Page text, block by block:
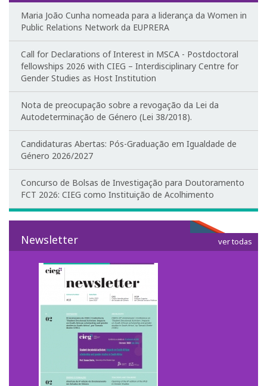
Outras Conferências do CIEG
Género em debate
Workshops
1º Congresso Internacional
Call for papers
Website do Congresso
2º Congresso Internacional
Programa
Website do Congresso
Maria João Cunha nomeada para a liderança da Women in
Public Relations Network da EUPRERA
Call for Declarations of Interest in MSCA - Postdoctoral
fellowships 2026 with CIEG – Interdisciplinary Centre for
Gender Studies as Host Institution
Nota de preocupação sobre a revogação da Lei da
Autodeterminação de Género (Lei 38/2018).
Candidaturas Abertas: Pós-Graduação em Igualdade de
Género 2026/2027
Concurso de Bolsas de Investigação para Doutoramento
FCT 2026: CIEG como Instituição de Acolhimento
Newsletter ver todas